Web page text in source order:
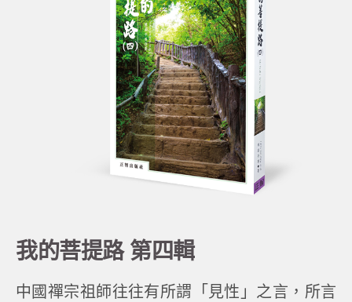
我的菩提路 第四輯
中國禪宗祖師往往有所謂「見性」之言，所言